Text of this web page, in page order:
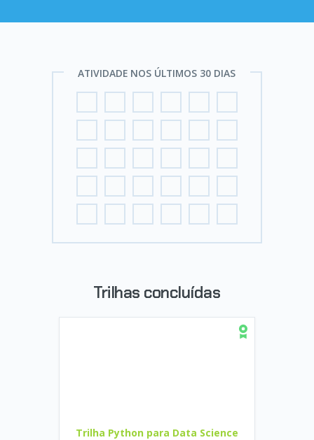
ATIVIDADE NOS ÚLTIMOS 30 DIAS
Trilhas concluídas